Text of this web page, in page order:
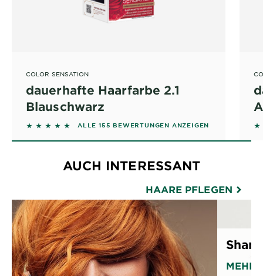
COLOR SENSATION
dauerhafte Haarfarbe 2.1
Blauschwarz
4.7871 out of 5 stars based on reviews
ALLE 155 BEWERTUNGEN ANZEIGEN
AUCH INTERESSANT
HAARE PFLEGEN
MEHR